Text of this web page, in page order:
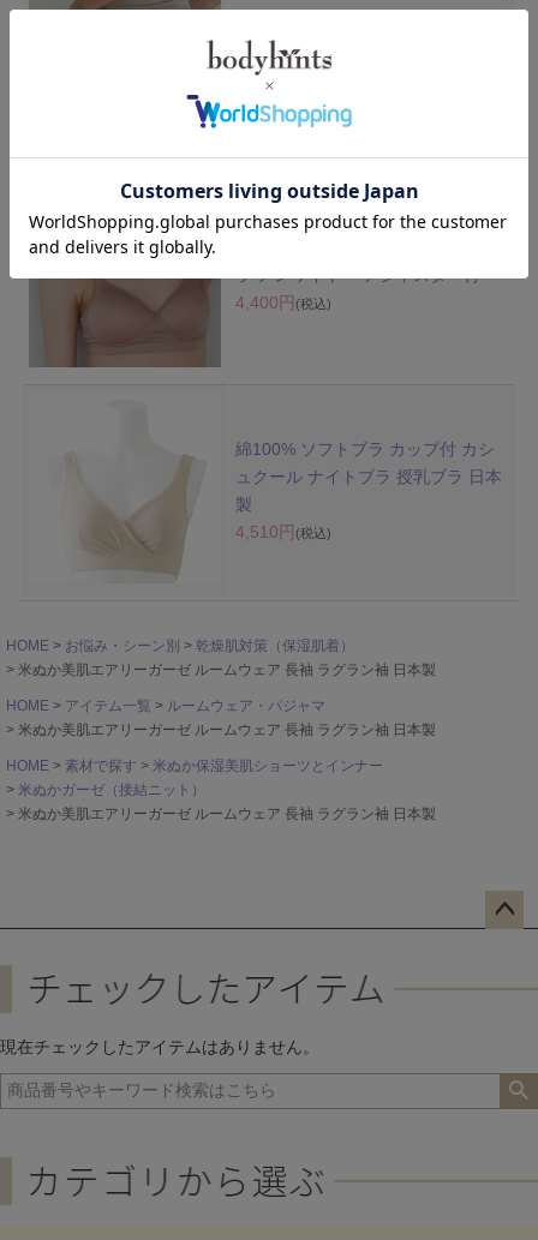
き 日本製
2,420円
ラ ノンワイヤー アジャスター付
4,400円 (税込)
綿100% ソフトブラ カップ付 カシ
ュクール ナイトブラ 授乳ブラ 日本
製
4,510円 (税込)
HOME お悩み・シーン別
乾燥肌対策（保湿肌着）
米ぬか美肌エアリーガーゼ ルームウェア 長袖 ラグラン袖 日本製
HOME アイテム一覧
ルームウェア・パジャマ
米ぬか美肌エアリーガーゼ ルームウェア 長袖 ラグラン袖 日本製
HOME 素材で探す
米ぬか保湿美肌ショーツとインナー
米ぬかガーゼ（接結ニット）
米ぬか美肌エアリーガーゼ ルームウェア 長袖 ラグラン袖 日本製
現在チェックしたアイテムはありません。